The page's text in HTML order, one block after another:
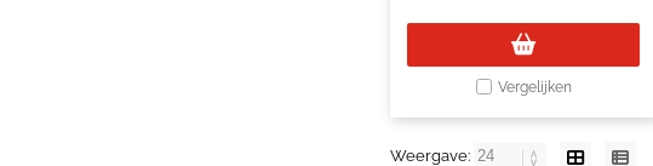
Vergelijken
Weergave: